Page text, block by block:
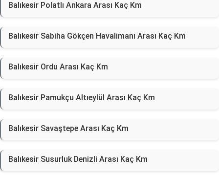
Balıkesir Polatlı Ankara Arası Kaç Km
Balıkesir Sabiha Gökçen Havalimanı Arası Kaç Km
Balıkesir Ordu Arası Kaç Km
Balıkesir Pamukçu Altıeylül Arası Kaç Km
Balıkesir Savaştepe Arası Kaç Km
Balıkesir Susurluk Denizli Arası Kaç Km